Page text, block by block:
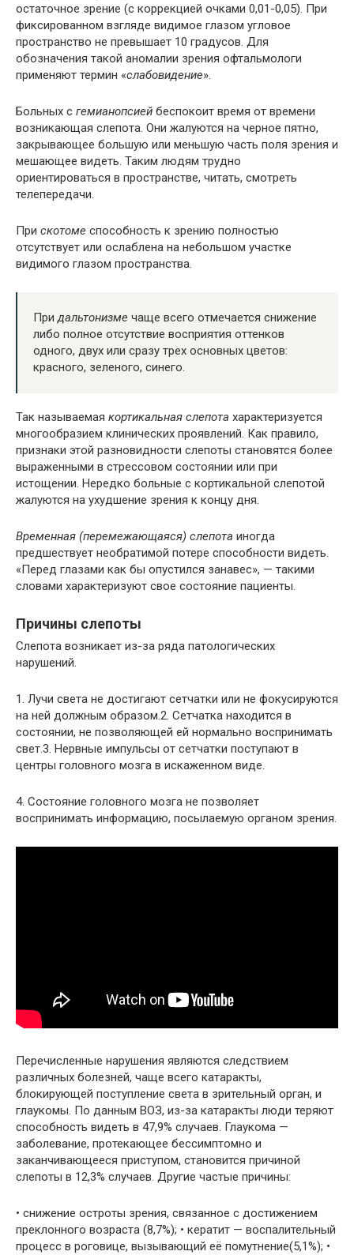
остаточное зрение (с коррекцией очками 0,01-0,05). При
фиксированном взгляде видимое глазом угловое
пространство не превышает 10 градусов. Для
обозначения такой аномалии зрения офтальмологи
применяют термин «слабовидение».
Больных с гемианопсией беспокоит время от времени
возникающая слепота. Они жалуются на черное пятно,
закрывающее большую или меньшую часть поля зрения и
мешающее видеть. Таким людям трудно
ориентироваться в пространстве, читать, смотреть
телепередачи.
При скотоме способность к зрению полностью
отсутствует или ослаблена на небольшом участке
видимого глазом пространства.
Придальтонизме чаще всего отмечается снижение
либо полное отсутствие восприятия оттенков
одного, двух или сразу трех основных цветов:
красного, зеленого, синего.
Так называемая кортикальная слепота характеризуется
многообразием клинических проявлений. Как правило,
признаки этой разновидности слепоты становятся более
выраженными в стрессовом состоянии или при
истощении. Нередко больные с кортикальной слепотой
жалуются на ухудшение зрения к концу дня.
Временная (перемежающаяся) слепота иногда
предшествует необратимой потере способности видеть.
«Перед глазами как бы опустился занавес», — такими
словами характеризуют свое состояние пациенты.
Причины слепоты
Слепота возникает из-за ряда патологических
нарушений.
1. Лучи света не достигают сетчатки или не фокусируются
на ней должным образом.2. Сетчатка находится в
состоянии, не позволяющей ей нормально воспринимать
свет.3. Нервные импульсы от сетчатки поступают в
центры головного мозга в искаженном виде.
4. Состояние головного мозга не позволяет
воспринимать информацию, посылаемую органом зрения.
Перечисленные нарушения являются следствием
различных болезней, чаще всего катаракты,
блокирующей поступление света в зрительный орган, и
глаукомы. По данным ВОЗ, из-за катаракты люди теряют
способность видеть в 47,9% случаев. Глаукома —
заболевание, протекающее бессимптомно и
заканчивающееся приступом, становится причиной
слепоты в 12,3% случаев. Другие частые причины:
• снижение остроты зрения, связанное с достижением
преклонного возраста (8,7%); • кератит — воспалительный
процесс в роговице, вызывающий её помутнение(5,1%); •